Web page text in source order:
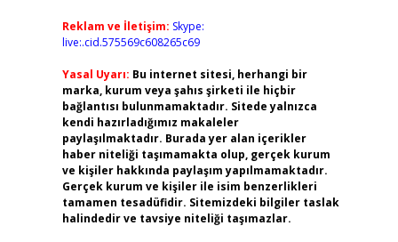
Reklam ve İletişim: Skype:
live:.cid.575569c608265c69
Yasal Uyarı: Bu internet sitesi, herhangi bir
marka, kurum veya şahıs şirketi ile hiçbir
bağlantısı bulunmamaktadır. Sitede yalnızca
kendi hazırladığımız makaleler
paylaşılmaktadır. Burada yer alan içerikler
haber niteliği taşımamakta olup, gerçek kurum
ve kişiler hakkında paylaşım yapılmamaktadır.
Gerçek kurum ve kişiler ile isim benzerlikleri
tamamen tesadüfidir. Sitemizdeki bilgiler taslak
halindedir ve tavsiye niteliği taşımazlar.